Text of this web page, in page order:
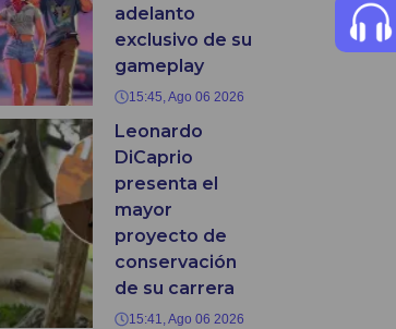
adelanto
exclusivo de su
gameplay
15:45, Ago 06 2026
Leonardo
DiCaprio
presenta el
mayor
proyecto de
conservación
de su carrera
15:41, Ago 06 2026